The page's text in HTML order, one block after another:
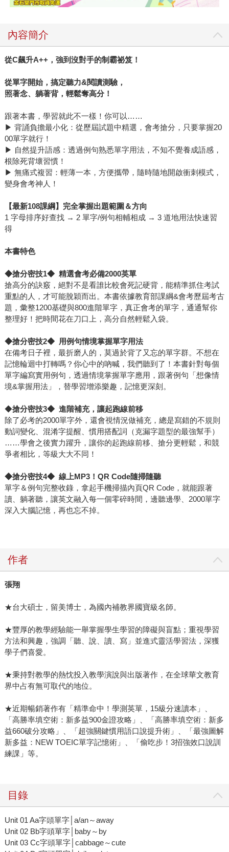
內容簡介
從C飆升A++，強到沒對手的制霸祕笈！
從單字開始，搞定聽力&閱讀測驗，
照著念、躺著背，輕鬆奪高分！
跟著本書，學習就此不一樣！你可以……
▶ 背誦負擔最小化：從歷屆試題中精選，會考搶分，只要掌握20
00單字就行！
▶ 自然提升語感：透過例句熟悉單字用法，不知不覺養成語感，
根除死背壞習慣！
▶ 無痛式複習：輕薄一本，方便攜帶，隨時隨地開啟衝刺模式，
變身會考神人！
【最新108課綱】完全掌握出題範圍＆方向
1 字母排序好查找 → 2 單字/例句相輔相成 → 3 道地用法快速習
得
本書特色
◆搶分密技1◆ 精選會考必備2000英單
搶高分的訣竅，絕對不是看誰比較會死記硬背，能精準抓住考試
重點的人，才可能脫穎而出。本書依據教育部課綱&會考歷屆考古
題，彙整1200基礎與800進階單字，真正會考的單字，通通幫你
整理好！把時間花在刀口上，高分自然輕鬆入袋。
◆搶分密技2◆ 用例句情境掌握單字用法
在備考日子裡，最折磨人的，莫過於背了又忘的單字群。不想在
記憶輪迴中打轉嗎？你心中的吶喊，我們聽到了！本書針對每個
單字編寫實用例句，透過情境掌握單字應用，跟著例句「想像情
境&掌握用法」，替學習增添樂趣，記憶更深刻。
◆搶分密技3◆ 進階補充，讓起跑線前移
除了必考的2000單字外，還會視情況做補充，總是寫錯的不規則
動詞變化、混淆字提醒、慣用搭配詞（克漏字題型的最強幫手）
……學會之後實力躍升，讓你的起跑線前移、搶分更輕鬆，和競
爭者相比，等級大大不同！
◆搶分密技4◆ 線上MP3！QR Code隨掃隨聽
單字＆例句完整收錄，拿起手機掃描內頁QR Code，就能跟著
讀、躺著聽，讓英文融入每一個零碎時間，邊聽邊學、2000單字
深入大腦記憶，再也忘不掉。
作者
張翔
★台大碩士，留美博士，為國內補教界國寶級名師。
★豐厚的教學經驗能一舉掌握學生學習的障礙與盲點；重視學習
方法和興趣，強調「聽、說、讀、寫」並進式靈活學習法，深獲
學子們喜愛。
★秉持對教學的熱忱投入教學演說與出版著作，在全球華文教育
界中占有無可取代的地位。
★近期暢銷著作有「精準命中！學測英單，15級分速讀本」、
「高勝率填空術：新多益900金證攻略」、「高勝率填空術：新多
益660破分攻略」、「超強關鍵慣用語口說提升術」、「最強圖解
新多益：NEW TOEIC單字記憶術」、「偷吃步！3招強效口說訓
練課」等。
目錄
Unit 01 Aa字頭單字│a/an～away
Unit 02 Bb字頭單字│baby～by
Unit 03 Cc字頭單字│cabbage～cute